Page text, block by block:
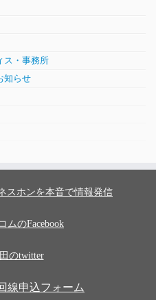
ス・事務所
知らせ
スホンを本音で情報発信
ムのFacebook
のtwitter
線申込フォーム